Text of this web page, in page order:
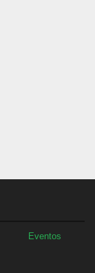
Eventos